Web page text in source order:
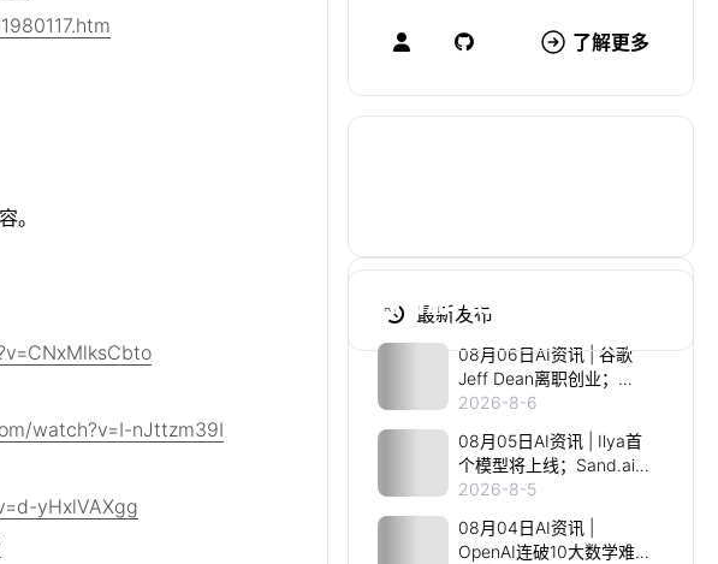
。
watch?v=I-nJttzm39I
yHxlVAXgg
了解更多
点击加入社群
最新发布
08月06日AI资讯 | 谷歌
Jeff Dean离职创业；
MiniMax H3视频模型低价
上线；影石发布Camera
Agent愿景；元点机器人
发布家庭具身产品
2026-8-6
08月05日AI资讯 | Ilya首
个模型将上线；Sand.ai开
源千亿MoE视频模型；
SpaceX英伟达AI算力上
天；阿里发布Qwen3.8
2026-8-5
08月04日AI资讯 |
OpenAI连破10大数学难